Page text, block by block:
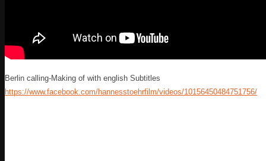
Berlin calling-Making of with english Subtitles
https://www.facebook.com/hannesstoehrfilm/videos/10156450484751756/